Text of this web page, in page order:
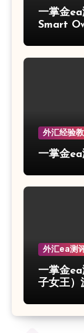
一掌金
Smart
外汇经验
一掌金
外汇ea测
一掌金
子女王）